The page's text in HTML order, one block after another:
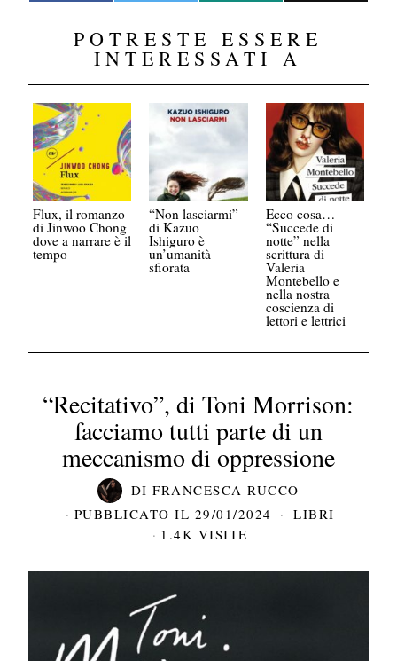
POTRESTE ESSERE
INTERESSATI A
Flux, il romanzo
di Jinwoo Chong
dove a narrare è il
tempo
“Non lasciarmi”
di Kazuo
Ishiguro è
un’umanità
sfiorata
Ecco cosa…
“Succede di
notte” nella
scrittura di
Valeria
Montebello e
nella nostra
coscienza di
lettori e lettrici
“Recitativo”, di Toni Morrison:
facciamo tutti parte di un
meccanismo di oppressione
DIFRANCESCA RUCCO
PUBBLICATO IL 29/01/2024
LIBRI
1.4K VISITE